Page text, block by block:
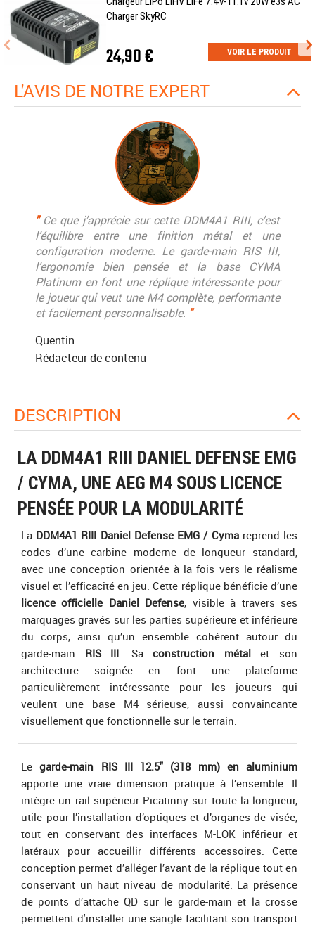
Charger SkyRC
24,90 € VOIR LE PRODUIT
L'AVIS DE NOTRE EXPERT
"Ce que j’apprécie sur cette DDM4A1 RIII, c’est
l’équilibre entre une finition métal et une
configuration moderne. Le garde-main RIS III,
l’ergonomie bien pensée et la base CYMA
Platinum en font une réplique intéressante pour
le joueur qui veut une M4 complète, performante
et facilement personnalisable. "
Quentin
Rédacteur de contenu
DESCRIPTION
LA DDM4A1 RIII DANIEL DEFENSE EMG
/ CYMA, UNE AEG M4 SOUS LICENCE
PENSÉE POUR LA MODULARITÉ
La DDM4A1 RIII Daniel Defense EMG / Cymareprend les
codes d’une carbine moderne de longueur standard,
avec une conception orientée à la fois vers le réalisme
visuel et l’efficacité en jeu. Cette réplique bénéficie d’une
licence officielle Daniel Defense, visible à travers ses
marquages gravés sur les parties supérieure et inférieure
du corps, ainsi qu’un ensemble cohérent autour du
garde-main RIS III . Saconstruction métalet son
architecture soignée en font une plateforme
particulièrement intéressante pour les joueurs qui
veulent une base M4 sérieuse, aussi convaincante
visuellement que fonctionnelle sur le terrain.
Legarde-main RIS III 12.5" (318 mm) en aluminium
apporte une vraie dimension pratique à l’ensemble. Il
intègre un rail supérieur Picatinny sur toute la longueur,
utile pour l’installation d’optiques et d’organes de visée,
tout en conservant des interfaces M-LOK inférieur et
latéraux pour accueillir différents accessoires. Cette
conception permet d’alléger l’avant de la réplique tout en
conservant un haut niveau de modularité. La présence
de points d’attache QD sur le garde-main et la crosse
permettent d'installer une sangle facilitant son transport